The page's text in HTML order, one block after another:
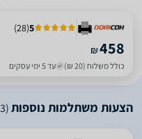
5
(
28
)
₪458
כולל משלוח (20 ₪) עד 5 ימי עסקים
הצעות משתלמות נוספות(3)